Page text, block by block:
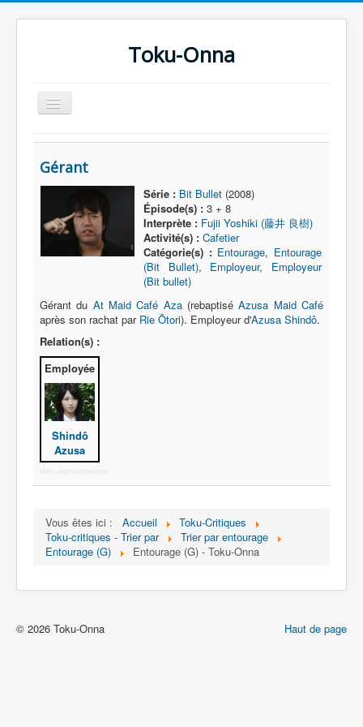
Toku-Onna
Basculer
la
Accueil
Toku-Actrices
Toku-Critiques
Séries
Films
Dessins
Artiste Asperger
Lexique
Série
Acteur
Équipe
Équipement
Objet
Gérant
Série : Bit Bullet(2008)
Épisode(s) :3 + 8
Interprète : Fujii Yoshiki (藤井 良樹)
Activité(s) : Cafetier
Catégorie(s) : Entourage, Entourage
(Bit Bullet), Employeur, Employeur
(Bit bullet)
Gérant du At Maid Café Aza(rebaptiséAzusa Maid Café
après son rachat par Rie Ôtori). Employeur d'Azusa Shindô.
Relation(s) :
Employée
Shindô
Azusa
More Joomla Extensions
Vous êtes ici : Accueil
Toku-Critiques
Toku-critiques - Trier par
Trier par entourage
Entourage (G)
Entourage (G) - Toku-Onna
Haut de page
© 2026 Toku-Onna